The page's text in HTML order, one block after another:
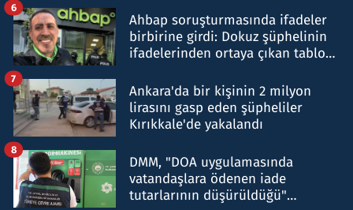
Ahbap soruşturmasında ifadeler
birbirine girdi: Dokuz şüphelinin
ifadelerinden ortaya çıkan tablo
6
Ankara'da bir kişinin 2 milyon
lirasını gasp eden şüpheliler
Kırıkkale'de yakalandı
7
DMM, "DOA uygulamasında
vatandaşlara ödenen iade
tutarlarının düşürüldüğü"
8